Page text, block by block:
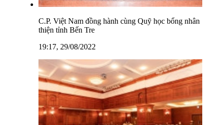
C.P. Việt Nam đồng hành cùng Quỹ học bổng nhân
thiện tỉnh Bến Tre
19:17, 29/08/2022